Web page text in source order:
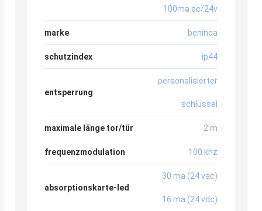
100ma ac/24v
marke beninca
schutzindex ip44
entsperrung
personalisierter
schlüssel
maximale länge tor/tür 2 m
frequenzmodulation 100 khz
absorptionskarte-led
30 ma (24 vac)
16 ma (24 vdc)